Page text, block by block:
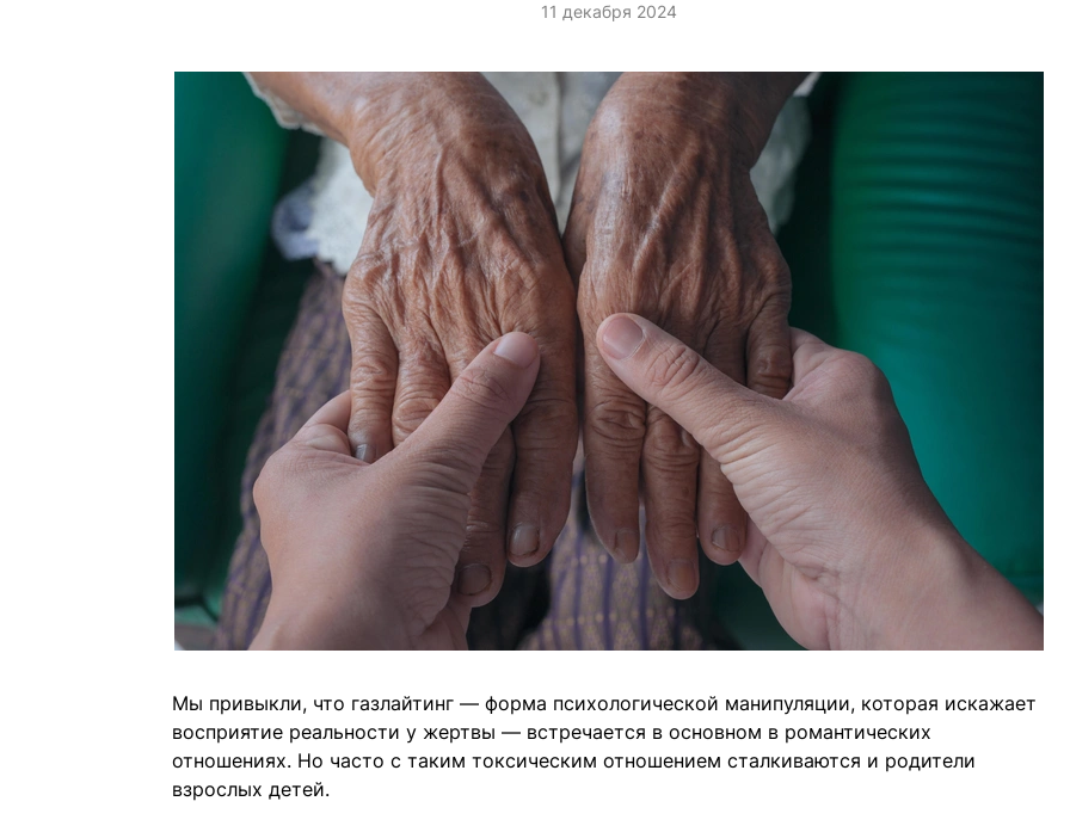
11 декабря 2024
Мы привыкли, что газлайтинг — форма психологической манипуляции, которая искажает
восприятие реальности у жертвы — встречается в основном в романтических
отношениях. Но часто с таким токсическим отношением сталкиваются и родители
взрослых детей.